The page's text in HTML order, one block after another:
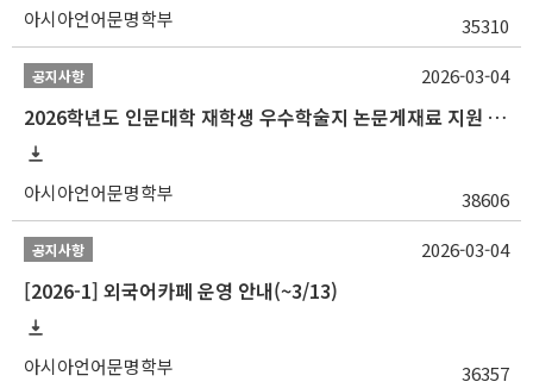
아시아언어문명학부 35310
공지사항
2026학년도 인문대학 재학생 우수학술지 논문게재료 지원 안내
아시아언어문명학부 38606
2026-03-04
공지사항
[2026-1] 외국어카페 운영 안내(~3/13)
아시아언어문명학부 36357
2026-03-04